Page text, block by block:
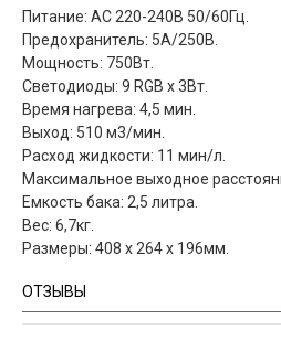
Питание: AC 220-240В 50/60Гц.
Предохранитель: 5A/250В.
Мощность: 750Вт.
Светодиоды: 9 RGB х 3Вт.
Время нагрева: 4,5 мин.
Выход: 510 м3/мин.
Расход жидкости: 11 мин/л.
Максимальное выходное
Емкость бака: 2,5 литра.
Вес: 6,7кг.
Размеры: 408 х 264 х 196мм.
ОТЗЫВЫ